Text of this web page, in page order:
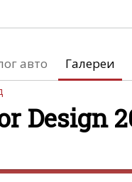
авто Галереи
Design
автосалонов